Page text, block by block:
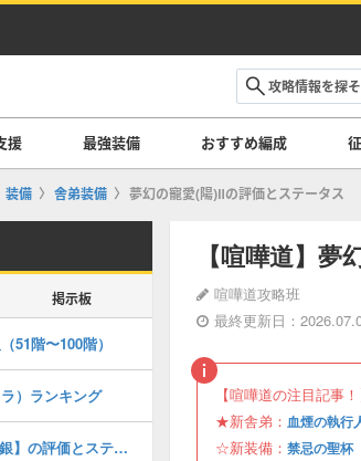
援 最強装備 おすすめ編成
装備 舎弟装備 夢幻の寵愛(陽)Ⅱの評価とステータス
【喧嘩道】
喧嘩道攻略班
最終更新日：
【喧嘩道の注目記事！
★新舎弟： 血煙の執行
☆新装備： 禁忌の聖杯
掲示板
51階〜100階）
）ランキング
BLACKSHADOW【銀】の評価とステータス